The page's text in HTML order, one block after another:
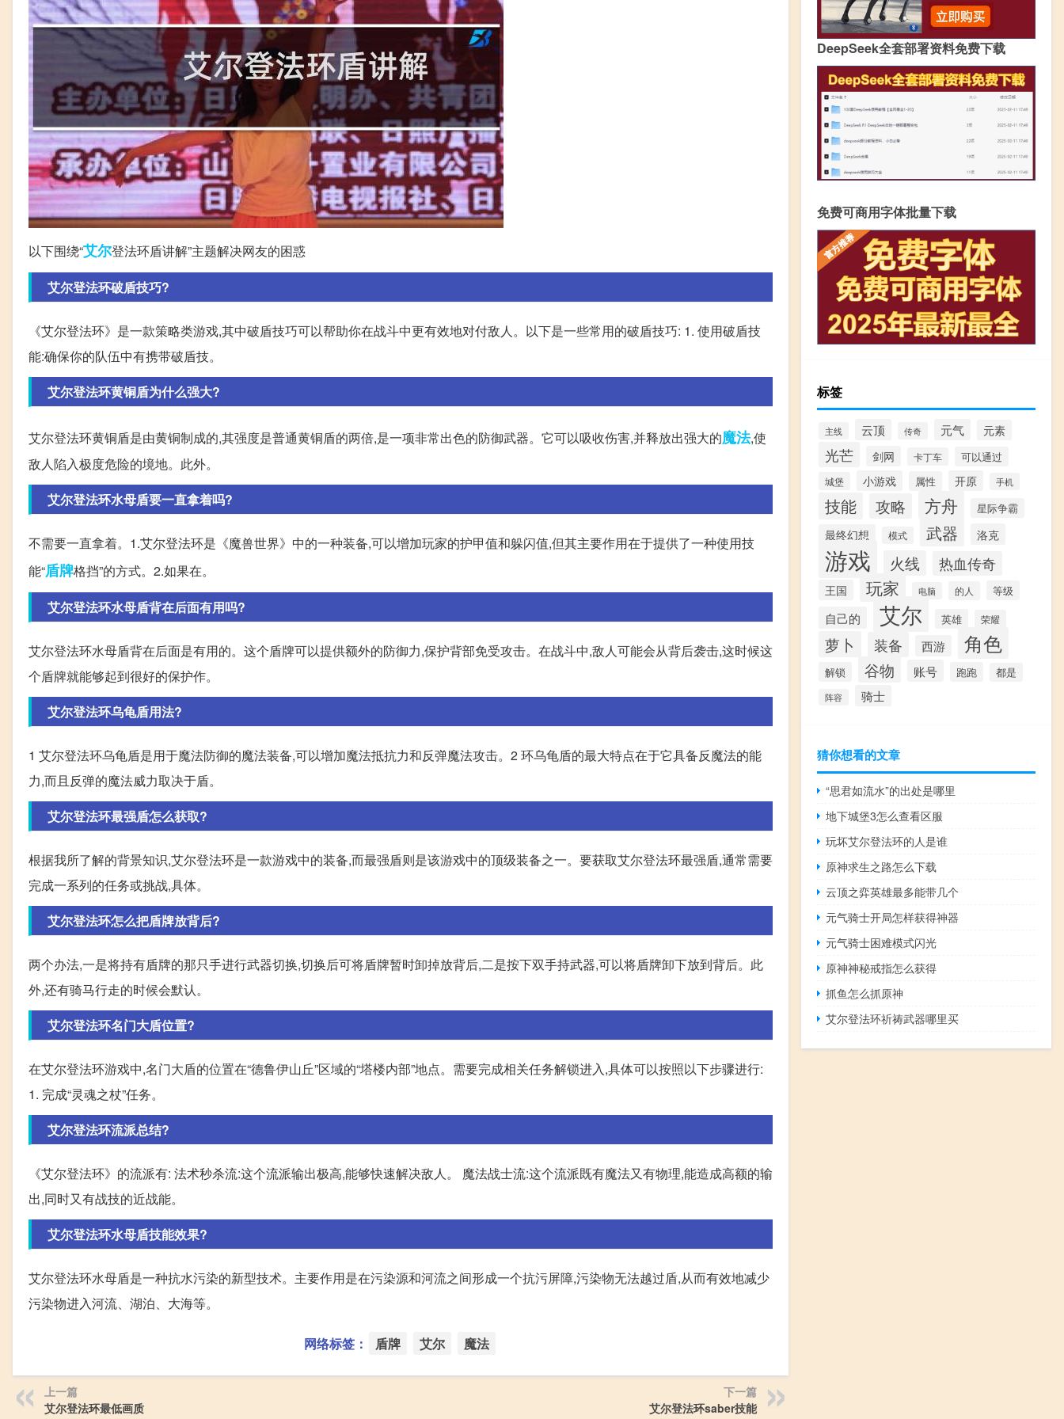
以下围绕“艾尔登法环盾讲解”主题解决网友的困惑
艾尔登法环破盾技巧?
《艾尔登法环》是一款策略类游戏,其中破盾技巧可以帮助你在战斗中更有效地对付敌人。以下是一些常用的破盾技巧: 1. 使用破盾技
能:确保你的队伍中有携带破盾技。
艾尔登法环黄铜盾为什么强大?
艾尔登法环黄铜盾是由黄铜制成的,其强度是普通黄铜盾的两倍,是一项非常出色的防御武器。它可以吸收伤害,并释放出强大的魔法,使
敌人陷入极度危险的境地。此外。
艾尔登法环水母盾要一直拿着吗?
不需要一直拿着。1.艾尔登法环是《魔兽世界》中的一种装备,可以增加玩家的护甲值和躲闪值,但其主要作用在于提供了一种使用技
能“盾牌格挡”的方式。2.如果在。
艾尔登法环水母盾背在后面有用吗?
艾尔登法环水母盾背在后面是有用的。这个盾牌可以提供额外的防御力,保护背部免受攻击。在战斗中,敌人可能会从背后袭击,这时候这
个盾牌就能够起到很好的保护作。
艾尔登法环乌龟盾用法?
1 艾尔登法环乌龟盾是用于魔法防御的魔法装备,可以增加魔法抵抗力和反弹魔法攻击。2 环乌龟盾的最大特点在于它具备反魔法的能
力,而且反弹的魔法威力取决于盾。
艾尔登法环最强盾怎么获取?
根据我所了解的背景知识,艾尔登法环是一款游戏中的装备,而最强盾则是该游戏中的顶级装备之一。要获取艾尔登法环最强盾,通常需要
完成一系列的任务或挑战,具体。
艾尔登法环怎么把盾牌放背后?
两个办法,一是将持有盾牌的那只手进行武器切换,切换后可将盾牌暂时卸掉放背后,二是按下双手持武器,可以将盾牌卸下放到背后。此
外,还有骑马行走的时候会默认。
艾尔登法环名门大盾位置?
在艾尔登法环游戏中,名门大盾的位置在“德鲁伊山丘”区域的“塔楼内部”地点。需要完成相关任务解锁进入,具体可以按照以下步骤进行:
1. 完成“灵魂之杖”任务。
艾尔登法环流派总结?
《艾尔登法环》的流派有: 法术秒杀流:这个流派输出极高,能够快速解决敌人。 魔法战士流:这个流派既有魔法又有物理,能造成高额的输
出,同时又有战技的近战能。
艾尔登法环水母盾技能效果?
艾尔登法环水母盾是一种抗水污染的新型技术。主要作用是在污染源和河流之间形成一个抗污屏障,污染物无法越过盾,从而有效地减少
污染物进入河流、湖泊、大海等。
网络标签： 盾牌 艾尔 魔法
上一篇
艾尔登法环最低画质
下一篇
艾尔登法环saber技能
DeepSeek全套部署资料免费下载
免费可商用字体批量下载
标签
主线 云顶 传奇 元气 元素
光芒 剑网 卡丁车 可以通过
城堡 小游戏 属性 开原 手机
技能 攻略 方舟 星际争霸
最终幻想 模式 武器 洛克
游戏 火线 热血传奇
王国 玩家 电脑 的人 等级
自己的 艾尔 英雄 荣耀
萝卜 装备 西游 角色
解锁 谷物 账号 跑跑 都是
阵容 骑士
猜你想看的文章
“思君如流水”的出处是哪里
地下城堡3怎么查看区服
玩坏艾尔登法环的人是谁
原神求生之路怎么下载
云顶之弈英雄最多能带几个
元气骑士开局怎样获得神器
元气骑士困难模式闪光
原神神秘戒指怎么获得
抓鱼怎么抓原神
艾尔登法环祈祷武器哪里买